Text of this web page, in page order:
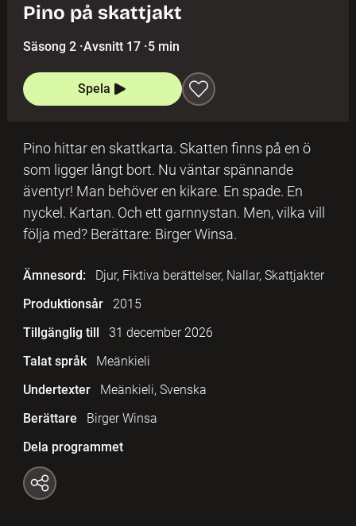
Pino på skattjakt
Säsong 2 ·Avsnitt 17 ·5 min
Spela
Pino hittar en skattkarta. Skatten finns på en ö
som ligger långt bort. Nu väntar spännande
äventyr! Man behöver en kikare. En spade. En
nyckel. Kartan. Och ett garnnystan. Men, vilka vill
följa med? Berättare: Birger Winsa.
Ämnesord:
Djur, Fiktiva berättelser, Nallar, Skattjakter
Produktionsår
2015
Tillgänglig till
31 december 2026
Talat språk
Meänkieli
Undertexter
Meänkieli, Svenska
Berättare
Birger Winsa
Dela programmet